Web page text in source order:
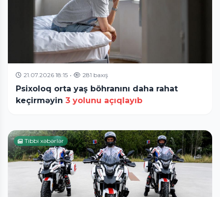
21.07.2026 18:15 • 281 baxış
Psixoloq orta yaş böhranını daha rahat
keçirməyin 3 yolunu açıqlayıb
Tibbi xəbərlər